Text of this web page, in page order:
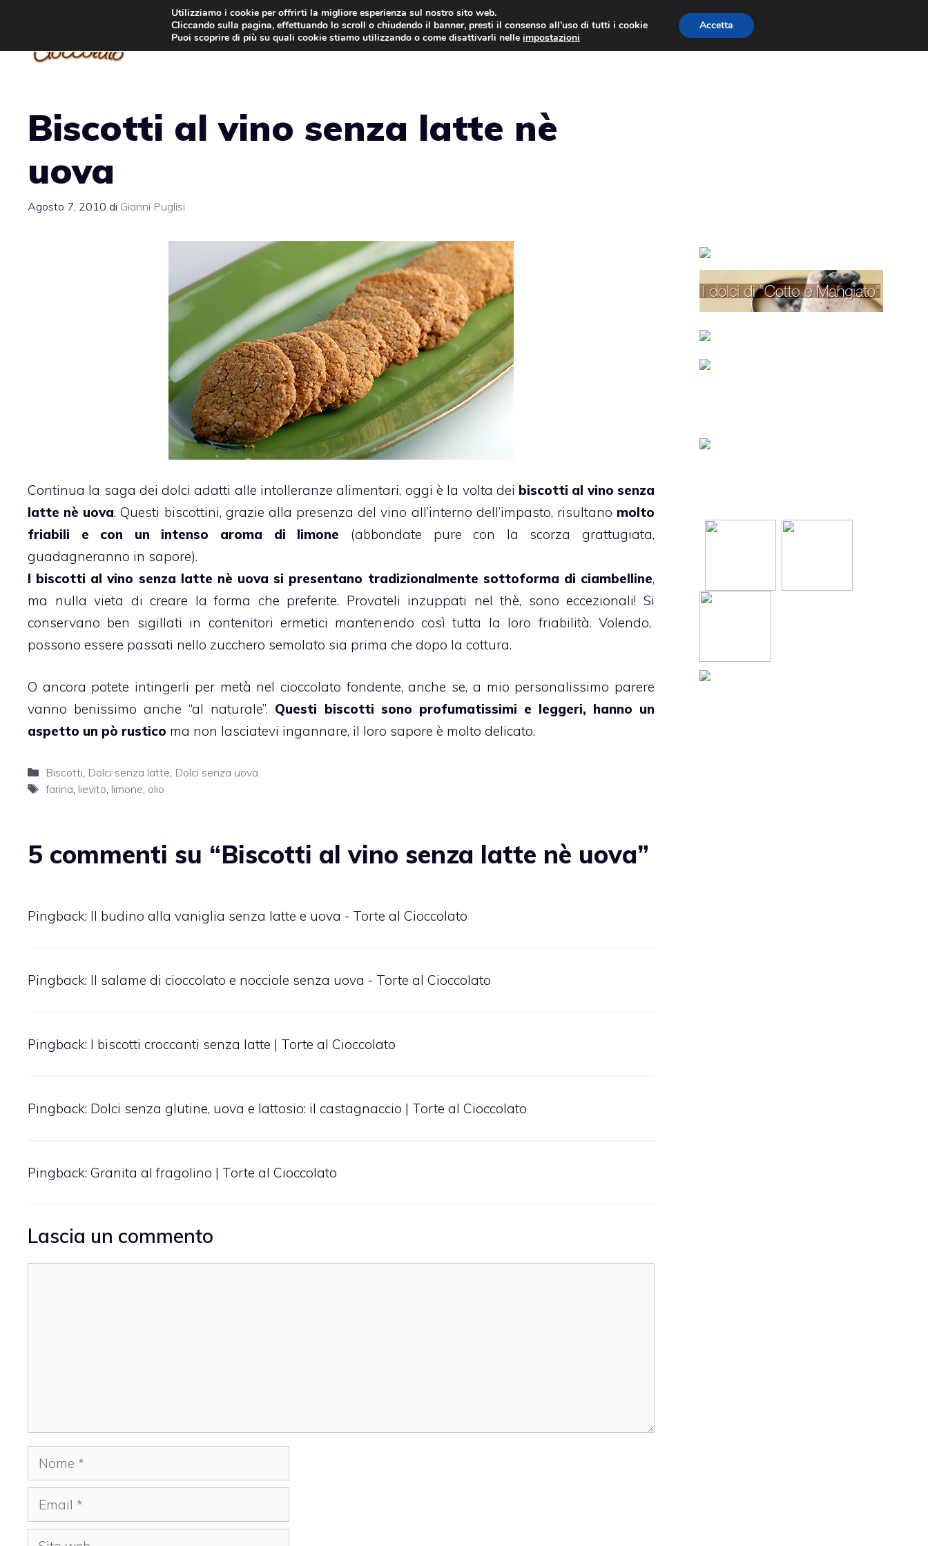
contenuto
TORTE AL CIOCCOLATO TORTE CLASSICHE TORTE PER BAMBINI
Biscotti al vino senza latte nè
uova
Agosto 7, 2010 di Gianni Puglisi
Continua la saga dei dolci adatti alle intolleranze alimentari, oggi è la volta dei biscotti al vinosenza
latte nè uova. Questi biscottini, grazie alla presenza del vino all’interno dell’impasto, risultano molto
friabili e con un intenso aroma di limone (abbondate pure con la scorza grattugiata,
guadagneranno in sapore).
I biscotti al vino senza latte nè uovasi presentano tradizionalmente sottoforma di ciambelline,
ma nulla vieta di creare la forma che preferite. Provateli inzuppati nel thè, sono eccezionali! Si
conservano ben sigillati in contenitori ermetici mantenendo così tutta la loro friabilità. Volendo,
possono essere passati nello zucchero semolato sia prima che dopo la cottura.
O ancora potete intingerli per metà nel cioccolato fondente, anche se, a mio personalissimo parere
vanno benissimo anche “al naturale”. Questi biscotti sono profumatissimi e leggeri, hanno un
aspetto un pò rustico ma non lasciatevi ingannare, il loro sapore è molto delicato.
Categorie
Biscotti Dolci senza latte Dolci senza uova
Tag
farina lievito limone olio
5 commenti su “Biscotti al vino senza latte nè uova”
Pingback: Il budino alla vaniglia senza latte e uova - Torte al Cioccolato
Pingback: Il salame di cioccolato e nocciole senza uova - Torte al Cioccolato
Pingback: I biscotti croccanti senza latte | Torte al Cioccolato
Pingback: Dolci senza glutine, uova e lattosio: il castagnaccio | Torte al Cioccolato
Pingback: Granita al fragolino | Torte al Cioccolato
Lascia un commento
Nome
Email
Sito
Utilizziamo i cookie per offrirti la migliore esperienza sul nostro sito web.
Cliccando sulla pagina, effettuando lo scroll o chiudendo il banner, presti il consenso all’uso di tutti i cookie
Puoi scoprire di più su quali cookie stiamo utilizzando o come disattivarli nelleimpostazioni
Accetta